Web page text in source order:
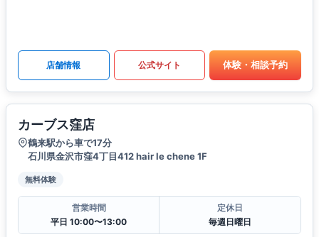
店舗情報 公式サイト 体験・相談予約
カーブス窪店
鶴来駅から車で17分
石川県金沢市窪4丁目412 hair le chene 1F
無料体験
営業時間
平日 10:00〜13:00
定休日
毎週日曜日